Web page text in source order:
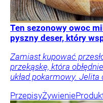
Ten sezonowy owoc
pyszny deser, który
Zamiast kupować
przekąskę, która
układ pokarmowy. Jelita
PrzepisyŻywienie